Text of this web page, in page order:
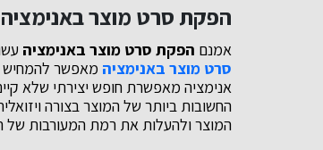
הפקת סרט מוצר באנימציה
אמנם הפקת סרט מוצר באנימציה
סרט מוצר באנימציה מאפשר להמחיש
אנימציה מאפשרת חופש יצירתי שלא
החשובות ביותר של המוצר בצורה
המוצר ולהעלות את רמת המעורבות של